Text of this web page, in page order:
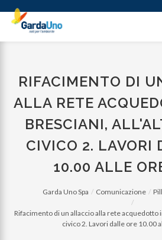
Gardauno
Spa
RIFACIMENTO DI
ALLA RETE
BRESCIANI,
CIVICO 2. LAVORI
10.00 ALLE
Garda Uno Spa Comunicazione
Rifacimento di un allaccio alla rete acquedotto
civico 2. Lavori dalle ore 10.00